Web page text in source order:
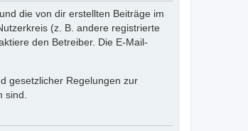
die von dir erstellten Beiträge im
(z. B. andere registrierte
den Betreiber. Die E-Mail-
gesetzlicher Regelungen zur